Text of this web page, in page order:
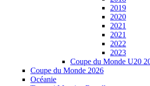
2019
2020
2021
2021
2022
2023
Coupe du Monde U20
Coupe du Monde 2026
Océanie